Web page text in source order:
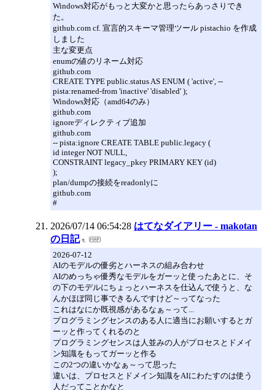
Windows対応がもっと大変かと思ったらあっさりでき
た。
github.com cf. 宣言的スキーマ管理ツール pistachio を作成
しました
主な変更点
enumの値のリネーム対応
github.com
CREATE TYPE public.status AS ENUM ( 'active', --
pista:renamed-from 'inactive' 'disabled' );
Windows対応（amd64のみ）
github.com
ignoreディレクティブ追加
github.com
-- pista:ignore CREATE TABLE public.legacy (
id integer NOT NULL,
CONSTRAINT legacy_pkey PRIMARY KEY (id)
);
plan/dumpの接続をreadonlyに
github.com
#
2026/07/14 06:54:28 はてなダイアリー - makotan
の日記
2026-07-12
AIのモデルの優劣とハーネスの組み合わせ
AIのめっちゃ優秀なモデルをガーッと使ったあとに、そ
の下のモデルにちょっとハーネスを仕込んで使うと、な
んかほぼ同じ事できるんですけど～ってなった
これはなにか既視感があるなぁ～って...
プログラミングセンスのある人に適当にお願いするとガ
ーッと作ってくれるのと
プログラミングセンスは人並みの人がプロセスとドメイ
ン知識をもってガーッと作る
この2つの違いかなぁ～って思った
違いは、プロセスとドメイン知識をAIにわたすのは使う
人だってことかなと